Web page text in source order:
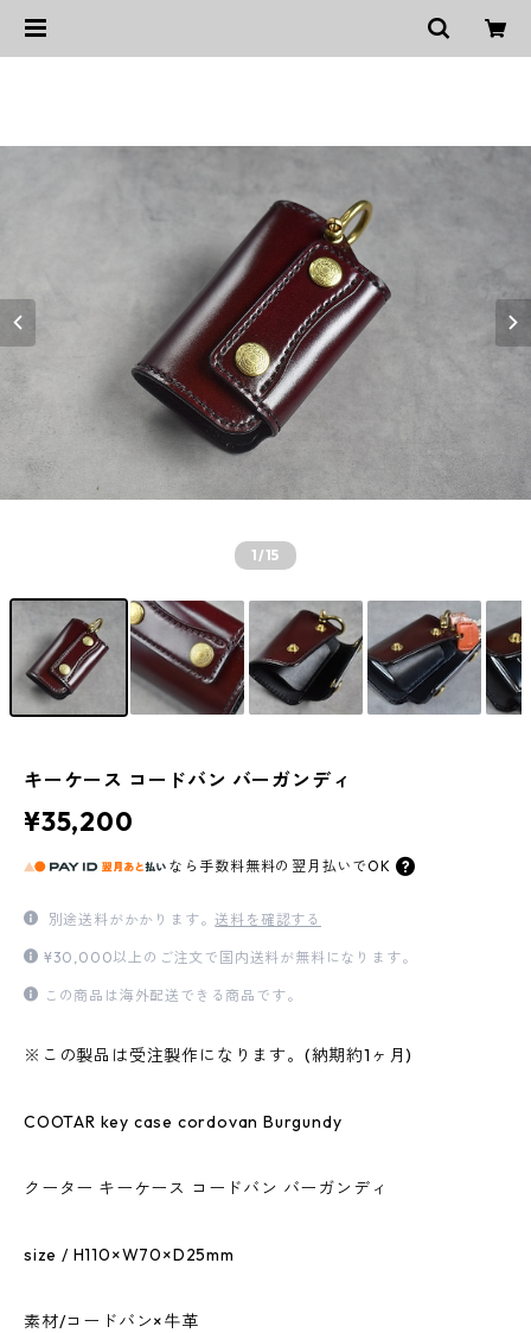
1/15
キーケース コードバン バーガンディ
¥35,200
なら 手数料無料の 翌月払いでOK
別途送料がかかります。送料を確認する
¥30,000以上のご注文で国内送料が無料になります。
この商品は海外配送できる商品です。
※この製品は受注製作になります。(納期約1ヶ月)
COOTAR key case cordovan Burgundy
クーター キーケース コードバン バーガンディ
size / H110×W70×D25mm
素材/コードバン×牛革